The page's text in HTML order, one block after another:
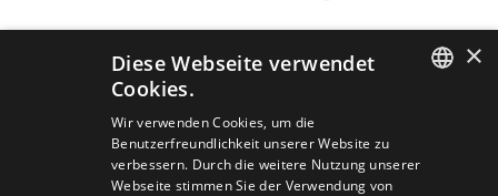
Telefon: +421 2 204 72 220
E-Mail:
Adresse: Pribinova 17, 819 01 Bratislava
GERMAN
×
Diese Webseite verwendet
Cookies.
Wir verwenden Cookies, um die
Benutzerfreundlichkeit unserer Website zu
verbessern. Durch die weitere Nutzung unserer
Webseite stimmen Sie der Verwendung von